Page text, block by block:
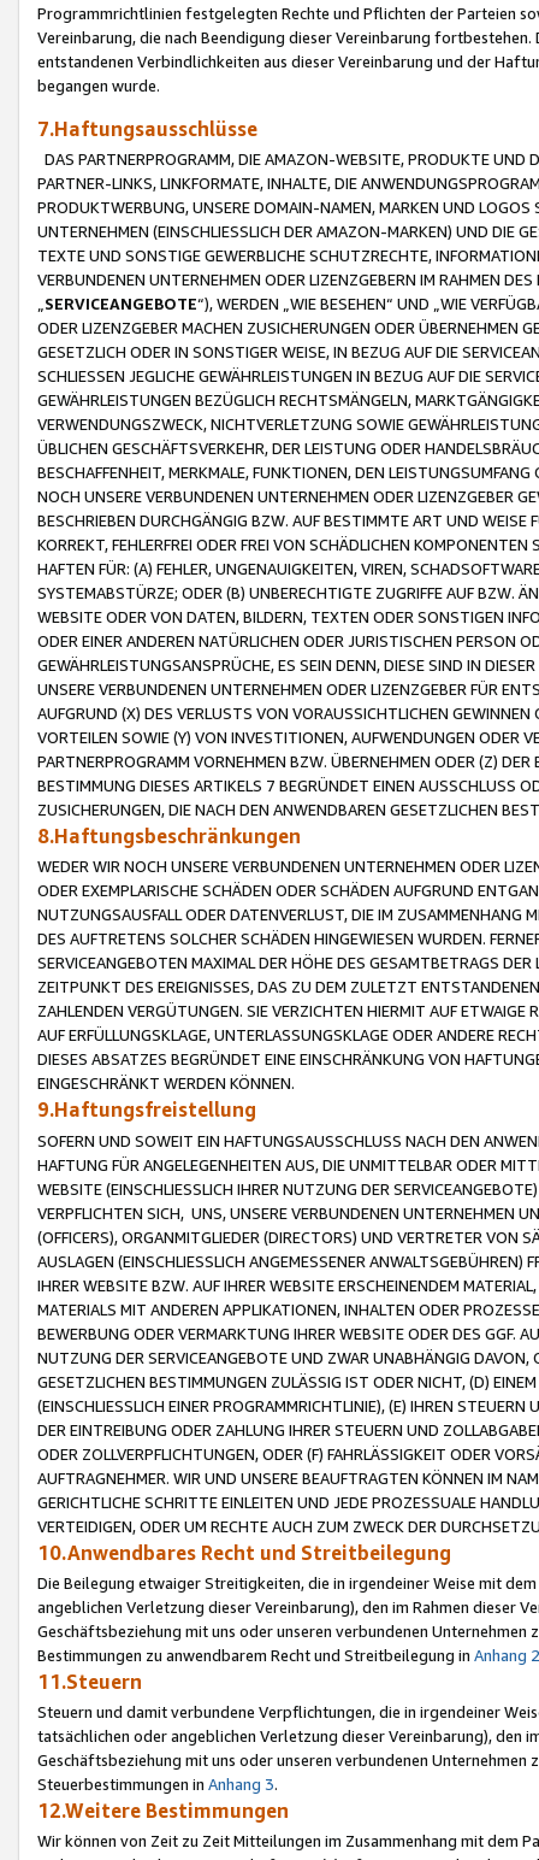
Programmrichtlinien festgelegten Rechte und Pflichten der Parteien
Vereinbarung, die nach Beendigung dieser Vereinbarung
entstandenen Verbindlichkeiten aus dieser Vereinbarung und der
begangen wurde.
7.Haftungsausschlüsse
DAS PARTNERPROGRAMM, DIE AMAZON-WEBSITE, PRODUKTE UND
PARTNER-LINKS, LINKFORMATE, INHALTE, DIE
PRODUKTWERBUNG, UNSERE DOMAIN-NAMEN, MARKEN UND
UNTERNEHMEN (EINSCHLIESSLICH DER AMAZON-MARKEN) UND DIE
TEXTE UND SONSTIGE GEWERBLICHE SCHUTZRECHTE,
VERBUNDENEN UNTERNEHMEN ODER LIZENZGEBERN IM RAHMEN
SERVICEANGEBOTE“), WERDEN „WIE BESEHEN“ UND „WIE
ODER LIZENZGEBER MACHEN ZUSICHERUNGEN ODER ÜBERNEHMEN
GESETZLICH ODER IN SONSTIGER WEISE, IN BEZUG AUF DIE
SCHLIESSEN JEGLICHE GEWÄHRLEISTUNGEN IN BEZUG AUF DIE
GEWÄHRLEISTUNGEN BEZÜGLICH RECHTSMÄNGELN,
VERWENDUNGSZWECK, NICHTVERLETZUNG SOWIE
ÜBLICHEN GESCHÄFTSVERKEHR, DER LEISTUNG ODER
BESCHAFFENHEIT, MERKMALE, FUNKTIONEN, DEN
NOCH UNSERE VERBUNDENEN UNTERNEHMEN ODER LIZENZGEBER
BESCHRIEBEN DURCHGÄNGIG BZW. AUF BESTIMMTE ART UND
KORREKT, FEHLERFREI ODER FREI VON SCHÄDLICHEN
HAFTEN FÜR: (A) FEHLER, UNGENAUIGKEITEN, VIREN,
SYSTEMABSTÜRZE; ODER (B) UNBERECHTIGTE ZUGRIFFE AUF BZW.
WEBSITE ODER VON DATEN, BILDERN, TEXTEN ODER SONSTIGEN
ODER EINER ANDEREN NATÜRLICHEN ODER JURISTISCHEN PERSON
GEWÄHRLEISTUNGSANSPRÜCHE, ES SEIN DENN, DIESE SIND IN
UNSERE VERBUNDENEN UNTERNEHMEN ODER LIZENZGEBER FÜR
AUFGRUND (X) DES VERLUSTS VON VORAUSSICHTLICHEN
VORTEILEN SOWIE (Y) VON INVESTITIONEN, AUFWENDUNGEN ODER
PARTNERPROGRAMM VORNEHMEN BZW. ÜBERNEHMEN ODER (Z)
BESTIMMUNG DIESES ARTIKELS 7 BEGRÜNDET EINEN AUSSCHLUSS
ZUSICHERUNGEN, DIE NACH DEN ANWENDBAREN GESETZLICHEN
8.Haftungsbeschränkungen
WEDER WIR NOCH UNSERE VERBUNDENEN UNTERNEHMEN ODER
ODER EXEMPLARISCHE SCHÄDEN ODER SCHÄDEN AUFGRUND
NUTZUNGSAUSFALL ODER DATENVERLUST, DIE IM ZUSAMMENHANG
DES AUFTRETENS SOLCHER SCHÄDEN HINGEWIESEN WURDEN.
SERVICEANGEBOTEN MAXIMAL DER HÖHE DES GESAMTBETRAGS
ZEITPUNKT DES EREIGNISSES, DAS ZU DEM ZULETZT
ZAHLENDEN VERGÜTUNGEN. SIE VERZICHTEN HIERMIT AUF
AUF ERFÜLLUNGSKLAGE, UNTERLASSUNGSKLAGE ODER ANDERE
DIESES ABSATZES BEGRÜNDET EINE EINSCHRÄNKUNG VON
EINGESCHRÄNKT WERDEN KÖNNEN.
9.Haftungsfreistellung
SOFERN UND SOWEIT EIN HAFTUNGSAUSSCHLUSS NACH DEN
HAFTUNG FÜR ANGELEGENHEITEN AUS, DIE UNMITTELBAR ODER
WEBSITE (EINSCHLIESSLICH IHRER NUTZUNG DER
VERPFLICHTEN SICH, UNS, UNSERE VERBUNDENEN UNTERNEHMEN
(OFFICERS), ORGANMITGLIEDER (DIRECTORS) UND VERTRETER VON
AUSLAGEN (EINSCHLIESSLICH ANGEMESSENER
IHRER WEBSITE BZW. AUF IHRER WEBSITE ERSCHEINENDEM
MATERIALS MIT ANDEREN APPLIKATIONEN, INHALTEN ODER
BEWERBUNG ODER VERMARKTUNG IHRER WEBSITE ODER DES GGF.
NUTZUNG DER SERVICEANGEBOTE UND ZWAR UNABHÄNGIG
GESETZLICHEN BESTIMMUNGEN ZULÄSSIG IST ODER NICHT, (D)
(EINSCHLIESSLICH EINER PROGRAMMRICHTLINIE), (E) IHREN
DER EINTREIBUNG ODER ZAHLUNG IHRER STEUERN UND
ODER ZOLLVERPFLICHTUNGEN, ODER (F) FAHRLÄSSIGKEIT ODER
AUFTRAGNEHMER. WIR UND UNSERE BEAUFTRAGTEN KÖNNEN IM
GERICHTLICHE SCHRITTE EINLEITEN UND JEDE PROZESSUALE
VERTEIDIGEN, ODER UM RECHTE AUCH ZUM ZWECK DER
10.Anwendbares Recht und Streitbeilegung
Die Beilegung etwaiger Streitigkeiten, die in irgendeiner Weise mit
angeblichen Verletzung dieser Vereinbarung), den im Rahmen dieser
Geschäftsbeziehung mit uns oder unseren verbundenen
Bestimmungen zu anwendbarem Recht und Streitbeilegung in Anhang 2
11.Steuern
Steuern und damit verbundene Verpflichtungen, die in irgendeiner
tatsächlichen oder angeblichen Verletzung dieser Vereinbarung), den
Geschäftsbeziehung mit uns oder unseren verbundenen
Steuerbestimmungen in Anhang 3.
12.Weitere Bestimmungen
Wir können von Zeit zu Zeit Mitteilungen im Zusammenhang mit dem